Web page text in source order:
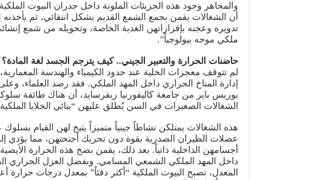
والمجاهر وجود هذه الجزيئات الملونة داخل جدران البيوت
أن الشغالات يقمن بجمع الشمع القديم بشكل انتقائي، ثم يأخذنه
تدويره وعجنه بإفرازاتهن الغدية الخاصة، وتحويله من شمع
ملكي موجه بيولوجياً”.
حاضنات الحرارة والتعبير الجيني.. كيف يترجم الجسد لغة المادة؟
لم تتوقف معجزات الخلية عند حدود الكيمياء والهندسة
إدارة المناخ الحراري داخل المهد الملكي. فقد رصد العلماء،
بوريس باير من جامعة كاليفورنيا ريفرسايد، أن هناك طائفة
الشغالات الصغيرات في السن يُطلق عليهن “بنائي الخلايا
هذه الشغالات يمتلكن نشاطاً جينياً متميزاً يتيح لهن القيام
عضلات الطيران الصدرية بقوة دون تحريك أجنحتهن، مما يؤدي
أجسامهن الداخلية ذاتياً. بعد ذلك، يقمن بضخ هذه الحرارة
داخل المهد الملكي الشمعي المسامي. وبفضل العزل الحراري
المعدل، تصبح البيوت الملكية “أكثر دفئاً” بمعدل درجات حرارة